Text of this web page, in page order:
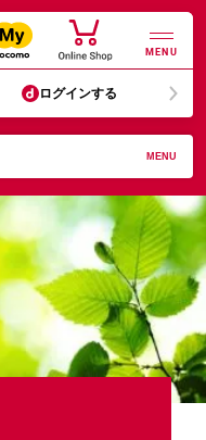
MENU
ログインする
MENU